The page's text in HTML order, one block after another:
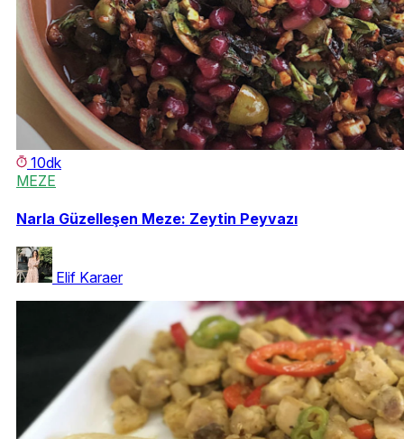
10dk
MEZE
Narla Güzelleşen Meze: Zeytin Peyvazı
Elif Karaer